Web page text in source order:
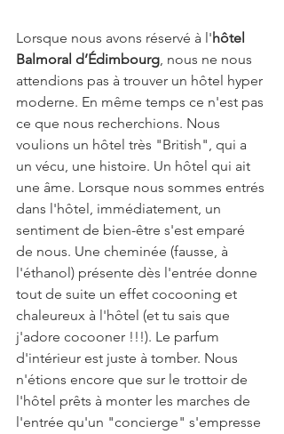
Lorsque nous avons réservé à l'hôtel
Balmoral d’Édimbourg, nous ne nous
attendions pas à trouver un hôtel hyper
moderne. En même temps ce n'est pas
ce que nous recherchions. Nous
voulions un hôtel très "British", qui a
un vécu, une histoire. Un hôtel qui ait
une âme. Lorsque nous sommes entrés
dans l'hôtel, immédiatement, un
sentiment de bien-être s'est emparé
de nous. Une cheminée (fausse, à
l'éthanol) présente dès l'entrée donne
tout de suite un effet cocooning et
chaleureux à l'hôtel (et tu sais que
j'adore cocooner !!!). Le parfum
d'intérieur est juste à tomber. Nous
n'étions encore que sur le trottoir de
l'hôtel prêts à monter les marches de
l'entrée qu'un "concierge" s'empresse